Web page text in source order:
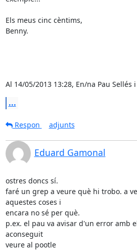
Els meus cinc cèntims,
Benny.
Al 14/05/2013 13:28, En/na Pau Sellés
...
Respon
adjunts
Eduard Gamonal
ostres doncs sí.
faré un grep a veure què hi trobo. a
aquestes coses i
encara no sé per què.
p.ex. el pau va avisar d'un error amb
aconseguit
veure al pootle